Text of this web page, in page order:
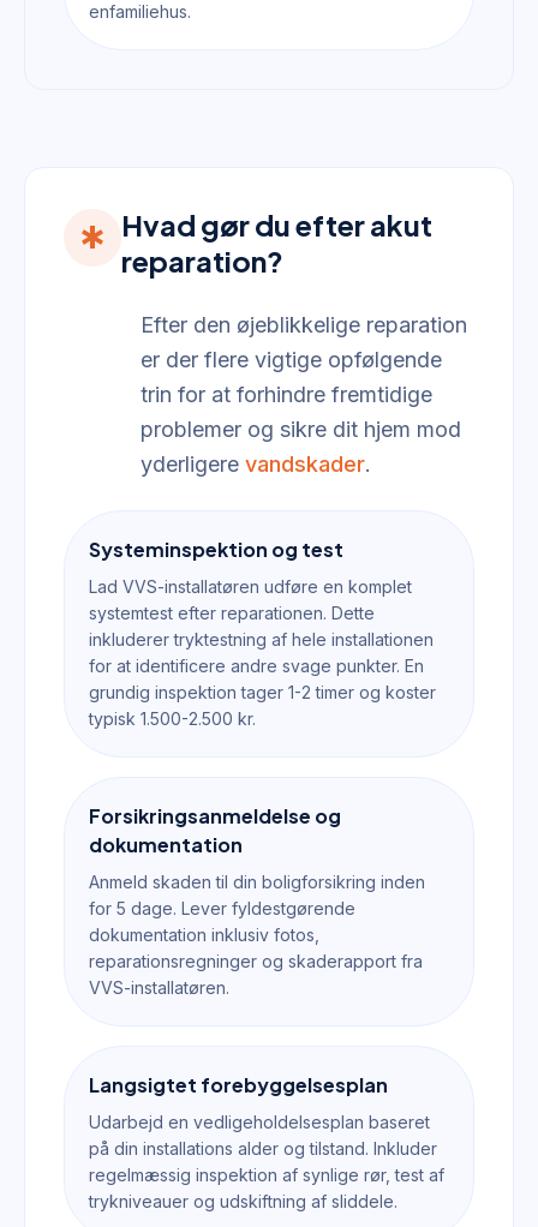
enfamiliehus.
emergency
Hvad gør du efter akut
reparation?
Efter den øjeblikkelige reparation
er der flere vigtige opfølgende
trin for at forhindre fremtidige
problemer og sikre dit hjem mod
yderligere vandskader.
Systeminspektion og test
Lad VVS-installatøren udføre en komplet
systemtest efter reparationen. Dette
inkluderer tryktestning af hele installationen
for at identificere andre svage punkter. En
grundig inspektion tager 1-2 timer og koster
typisk 1.500-2.500 kr.
Forsikringsanmeldelse og
dokumentation
Anmeld skaden til din boligforsikring inden
for 5 dage. Lever fyldestgørende
dokumentation inklusiv fotos,
reparationsregninger og skaderapport fra
VVS-installatøren.
Langsigtet forebyggelsesplan
Udarbejd en vedligeholdelsesplan baseret
på din installations alder og tilstand. Inkluder
regelmæssig inspektion af synlige rør, test af
trykniveauer og udskiftning af sliddele.